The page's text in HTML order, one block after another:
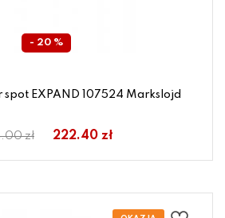
- 20 %
EXPAND 107524 Markslojd
zł 222.40 zł